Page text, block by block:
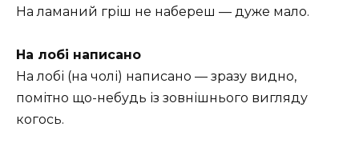
На ламаний гріш не набереш — дуже мало.
На лобі написано
На лобі (на чолі) написано — зразу видно,
помітно що-небудь із зовнішнього вигляду
когось.